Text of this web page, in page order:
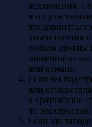
исключения, а
и их
предприняты
любым другим
или обмана.
Если вы
или
в кратчайшие
по
Если мы